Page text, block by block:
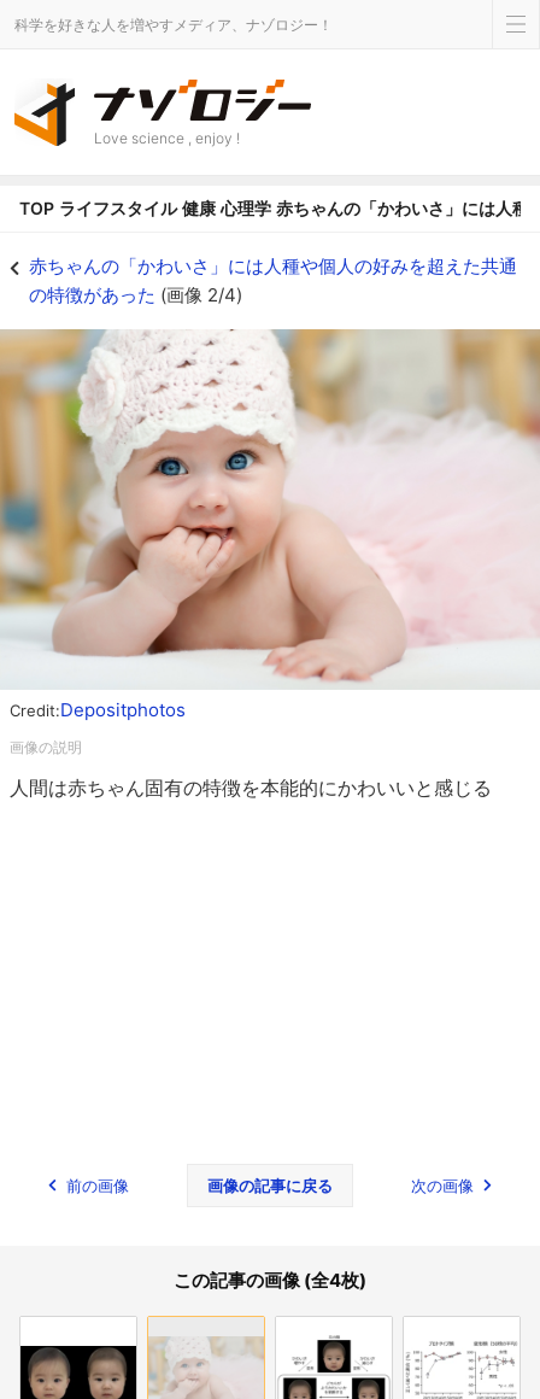
科学を好きな人を増やすメディア、ナゾロジー！
Love science , enjoy !
TOP ライフスタイル 健康 心理学 赤ちゃんの「かわいさ」には人種
赤ちゃんの「かわいさ」には人種や個人の好みを超えた共通
の特徴があった (画像 2/4)
Credit:Depositphotos
人間は赤ちゃん固有の特徴を本能的にかわいいと感じる
前の画像 画像の記事に戻る 次の画像
この記事の画像 (全4枚)